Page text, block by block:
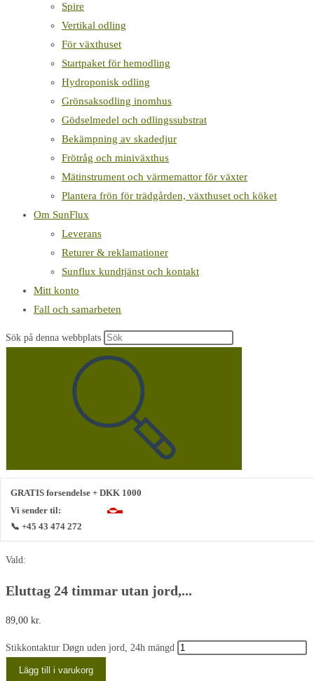
Spire
Vertikal odling
För växthuset
Startpaket för hemodling
Hydroponisk odling
Grönsaksodling inomhus
Gödselmedel och odlingssubstrat
Bekämpning av skadedjur
Frötråg och miniväxthus
Mätinstrument och värmemattor för växter
Plantera frön för trädgården, växthuset och köket
Om SunFlux
Leverans
Returer & reklamationer
Sunflux kundtjänst och kontakt
Mitt konto
Fall och samarbeten
Sök på denna webbplats
GRATIS forsendelse + DKK 1000
Vi sender til:
📞 +45 43 474 272
Vald:
Eluttag 24 timmar utan jord,...
89,00 kr.
Stikkontaktur Døgn uden jord, 24h mängd
Lägg till i varukorg